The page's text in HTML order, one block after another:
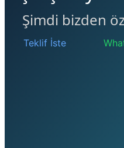
Şimdi bizden
Teklif İste